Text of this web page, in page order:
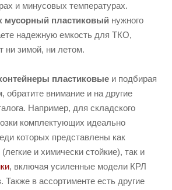
и минусовых температурах.
мусорный пластиковый нужного
надежную емкость для ТКО,
ни зимой, ни летом.
пластиковые и подбирая
обратите внимание и на другие
Например, для складского
комплектующих идеально
которых представлены как
(легкие и химически стойкие), так и
, включая усиленные модели КРЛ
Также в ассортименте есть другие